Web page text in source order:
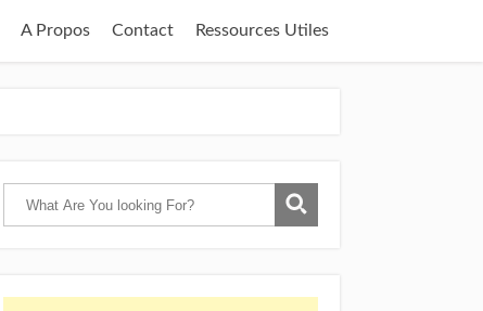
A Propos Contact Ressources Utiles